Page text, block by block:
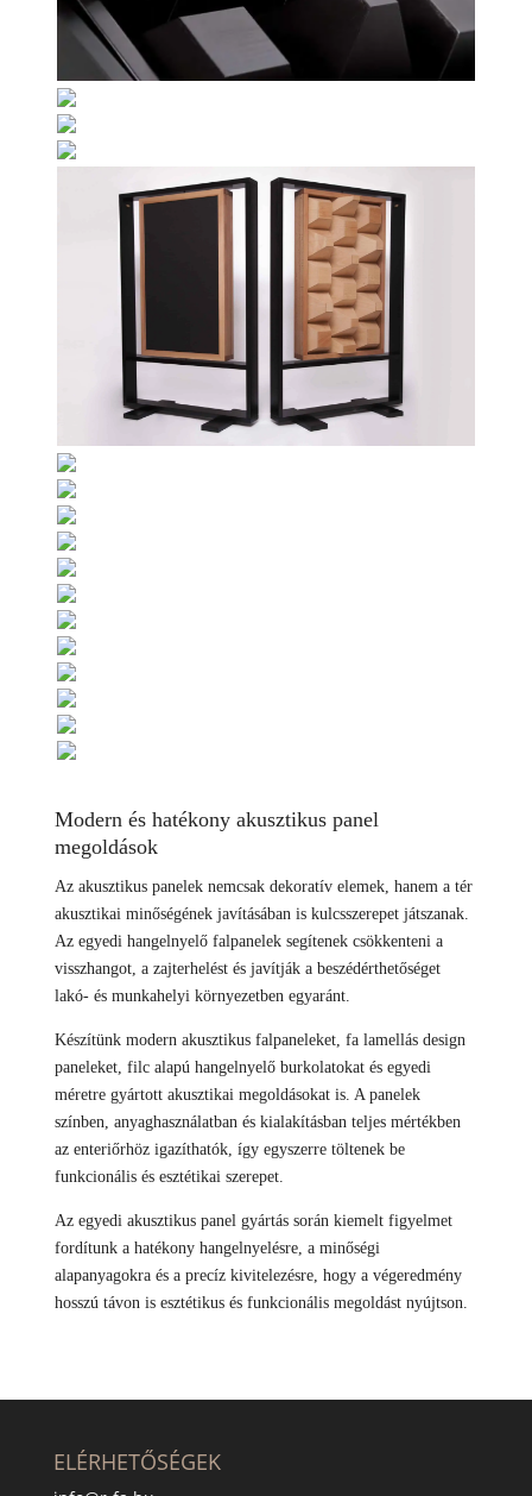
Modern és hatékony akusztikus panel
megoldások
Az akusztikus panelek nemcsak dekoratív elemek, hanem a tér
akusztikai minőségének javításában is kulcsszerepet játszanak.
Az egyedi hangelnyelő falpanelek segítenek csökkenteni a
visszhangot, a zajterhelést és javítják a beszédérthetőséget
lakó- és munkahelyi környezetben egyaránt.
Készítünk modern akusztikus falpaneleket, fa lamellás design
paneleket, filc alapú hangelnyelő burkolatokat és egyedi
méretre gyártott akusztikai megoldásokat is. A panelek
színben, anyaghasználatban és kialakításban teljes mértékben
az enteriőrhöz igazíthatók, így egyszerre töltenek be
funkcionális és esztétikai szerepet.
Az egyedi akusztikus panel gyártás során kiemelt figyelmet
fordítunk a hatékony hangelnyelésre, a minőségi
alapanyagokra és a precíz kivitelezésre, hogy a végeredmény
hosszú távon is esztétikus és funkcionális megoldást nyújtson.
ELÉRHETŐSÉGEK